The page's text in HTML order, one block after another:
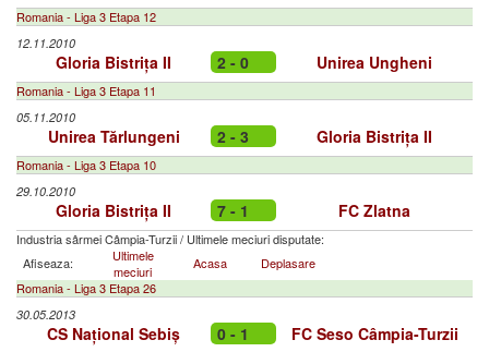
Romania - Liga 3 Etapa 12
12.11.2010
Gloria Bistrița II 2 - 0 Unirea Ungheni
Romania - Liga 3 Etapa 11
05.11.2010
Unirea Tărlungeni 2 - 3 Gloria Bistrița II
Romania - Liga 3 Etapa 10
29.10.2010
Gloria Bistrița II 7 - 1 FC Zlatna
Industria sârmei Câmpia-Turzii/ Ultimele meciuri disputate:
Afiseaza:
Ultimele
meciuri
Acasa
Deplasare
Romania - Liga 3 Etapa 26
30.05.2013
CS Național Sebiș 0 - 1 FC Seso Câmpia-Turzii